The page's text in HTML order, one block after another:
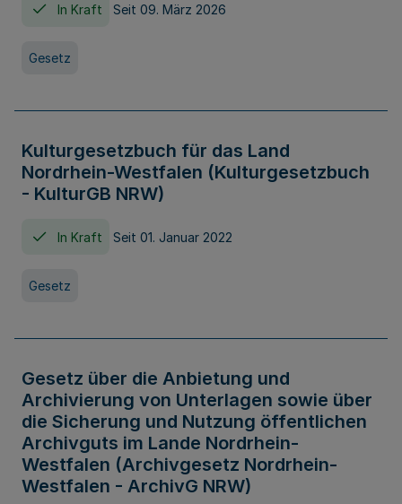
In Kraft Seit 09. März 2026
Gesetz
Kulturgesetzbuch für das Land
Nordrhein-Westfalen (Kulturgesetzbuch
- KulturGB NRW)
In Kraft Seit 01. Januar 2022
Gesetz
Gesetz über die Anbietung und
Archivierung von Unterlagen sowie über
die Sicherung und Nutzung öffentlichen
Archivguts im Lande Nordrhein-
Westfalen (Archivgesetz Nordrhein-
Westfalen - ArchivG NRW)